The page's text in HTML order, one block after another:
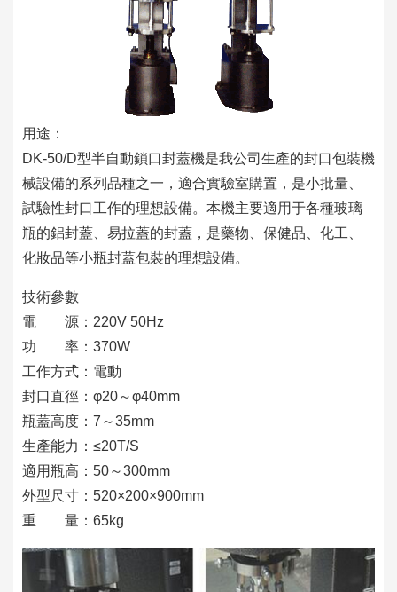
用途：
DK-50/D型半自動鎖口封蓋機是我公司生產的封口包裝機
械設備的系列品種之一，適合實驗室購置，是小批量、
試驗性封口工作的理想設備。本機主要適用于各種玻璃
瓶的鋁封蓋、易拉蓋的封蓋，是藥物、保健品、化工、
化妝品等小瓶封蓋包裝的理想設備。
技術參數
電 源：220V 50Hz
功 率：370W
工作方式：電動
封口直徑：φ20～φ40mm
瓶蓋高度：7～35mm
生產能力：≤20T/S
適用瓶高：50～300mm
外型尺寸：520×200×900mm
重 量：65kg